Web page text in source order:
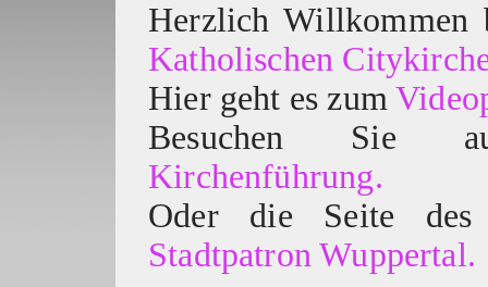
Herzlich
Katholischen
Hier geht es zum
Besuchen
Kirchenführung.
Oder die Seite des
Stadtpatron Wuppertal.